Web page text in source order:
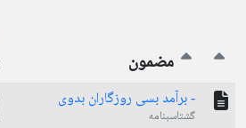
مضمون
- برآمد بسی روزگاران بدوی
گشتاسبنامه